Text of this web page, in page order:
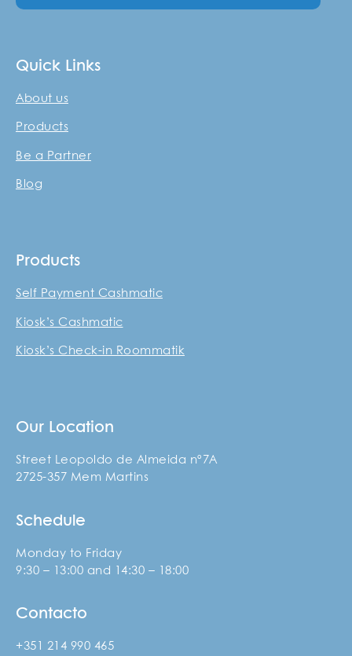
Quick Links
About us
Products
Be a Partner
Blog
Products
Self Payment Cashmatic
Kiosk’s Cashmatic
Kiosk’s Check-in Roommatik
Our Location
Street Leopoldo de Almeida nº7A
2725-357 Mem Martins
Schedule
Monday to Friday
9:30 – 13:00 and 14:30 – 18:00
Contacto
+351 214 990 465